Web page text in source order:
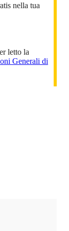
nella tua
letto la
Generali di